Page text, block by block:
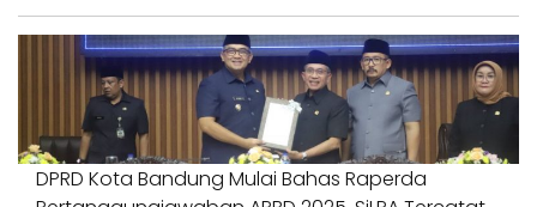
DPRD Kota Bandung Mulai Bahas Raperda